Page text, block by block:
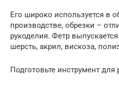
Его широко используется в
производстве, обрезки –
рукоделия. Фетр
шерсть, акрил, вискоза,
Подготовьте инструмент